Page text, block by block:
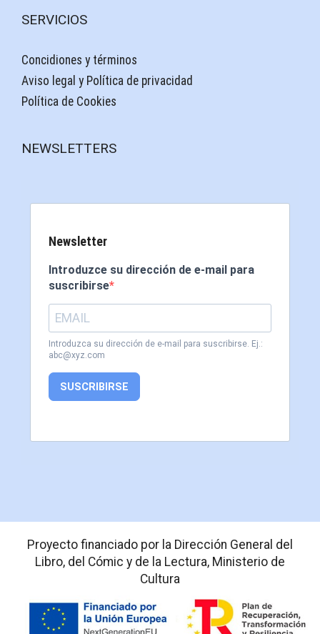
SERVICIOS
Concidiones y términos
Aviso legal y Política de privacidad
Política de Cookies
NEWSLETTERS
Newsletter
Introduzce su dirección de e-mail para
suscribirse
Introduzca su dirección de e-mail para suscribirse. Ej.:
abc@xyz.com
SUSCRIBIRSE
Proyecto financiado por la Dirección General del
Libro, del Cómic y de la Lectura, Ministerio de
Cultura